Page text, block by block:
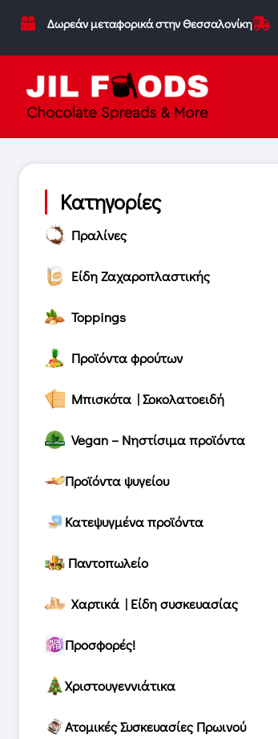
Δωρεάν μεταφορικά στην Θεσσαλονίκη
Κατηγορίες
Πραλίνες
Είδη Ζαχαροπλαστικής
Toppings
Προϊόντα φρούτων
Μπισκότα | Σοκολατοειδή
Vegan – Νηστίσιμα προϊόντα
Προϊόντα ψυγείου
Κατεψυγμένα προϊόντα
Παντοπωλείο
Χαρτικά | Είδη συσκευασίας
Προσφορές!
Χριστουγεννιάτικα
Ατομικές Συσκευασίες Πρωινού